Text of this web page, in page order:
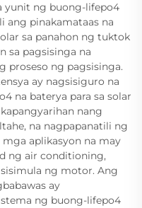
yunit ng buong-lifepo4
ang pinakamataas na
sa panahon ng tuktok
sa pagsisinga na
proseso ng pagsisinga.
ay nagsisiguro na
na baterya para sa solar
nang
na nagpapanatili ng
aplikasyon na may
ng air conditioning,
ng motor. Ang
ay
ng buong-lifepo4